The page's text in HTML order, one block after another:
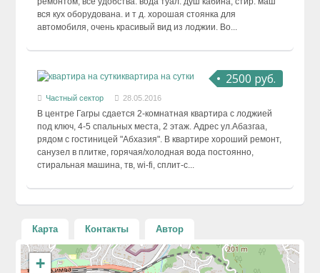
вся кух оборудована. и т д. хорошая стоянка для
автомобиля, очень красивый вид из лоджии. Во...
2500 руб.
квартира на сутки
Частный сектор 28.05.2016
В центре Гагры сдается 2-комнатная квартира с лоджией
под ключ, 4-5 спальных места, 2 этаж. Адрес ул.Абазгаа,
рядом с гостиницей "Абхазия". В квартире хороший ремонт,
санузел в плитке, горячая/холодная вода постоянно,
стиральная машина, тв, wi-fi, сплит-с...
Карта Контакты Автор
+